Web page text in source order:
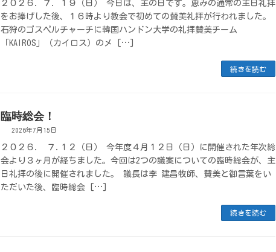
２０２６．７．１９（日） 今日は、主の日です。恵みの通常の主日礼拝
をお捧げした後、１６時より教会で初めての賛美礼拝が行われました。
石狩のゴスペルチャーチに韓国ハンドン大学の礼拝賛美チーム
「KAIROS」（カイロス）のメ […]
続きを読む
臨時総会！
2026年7月15日
２０２６． ７.１２（日） 今年度４月１２日（日）に開催された年次総
会より３ヶ月が経ちました。今回は2つの議案についての臨時総会が、主
日礼拝の後に開催されました。 議長は李 建昌牧師、賛美と御言葉をい
ただいた後、臨時総会 […]
続きを読む